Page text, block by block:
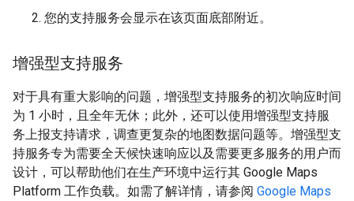
您的支持服务会显示在该页面底部附近。
增强型支持服务
对于具有重大影响的问题，增强型支持服务的初次响应时间
为 1 小时，且全年无休；此外，还可以使用增强型支持服
务上报支持请求，调查更复杂的地图数据问题等。增强型支
持服务专为需要全天候快速响应以及需要更多服务的用户而
设计，可以帮助他们在生产环境中运行其 Google Maps
Platform 工作负载。如需了解详情，请参阅 Google Maps